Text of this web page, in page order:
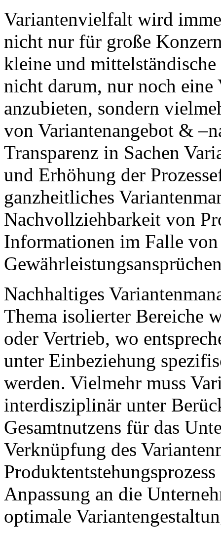
Variantenvielfalt wird
nicht nur für große
kleine und
nicht darum, nur noch
anzubieten, sondern
von Variantenangebot &
Transparenz in Sachen
und Erhöhung der
ganzheitliches
Nachvollziehbarkeit von
Informationen im Falle
Nachhaltiges
Thema isolierter Bereiche
oder Vertrieb, wo
unter Einbeziehung
werden. Vielmehr muss
interdisziplinär unter
Gesamtnutzens für das
Verknüpfung des
Anpassung an die
optimale